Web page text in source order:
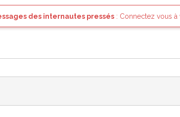
vous à votre compte et consultez les